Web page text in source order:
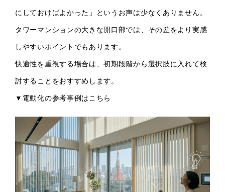
にしておけばよかった」というお声は少なくありません。
タワーマンションの大きな開口部では、その差をより実感
しやすいポイントでもあります。
快適性を重視する場合は、初期段階から選択肢に入れて検
討することをおすすめします。
▼電動化の参考事例は こちら